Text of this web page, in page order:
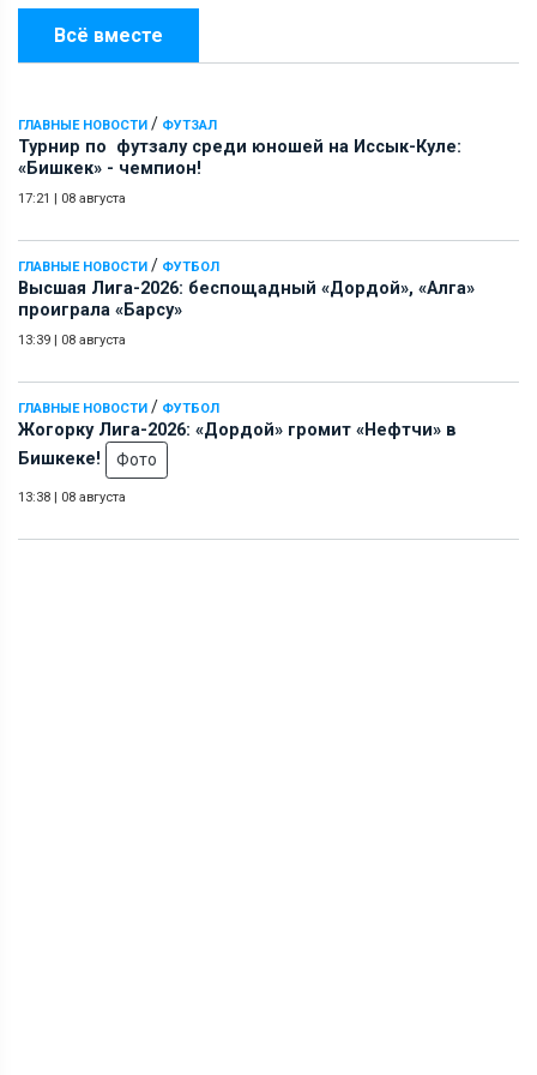
Всё вместе
ГЛАВНЫЕ НОВОСТИ / ФУТЗАЛ
Турнир по футзалу среди юношей на Иссык-Куле:
«Бишкек» - чемпион!
17:21 | 08 августа
ГЛАВНЫЕ НОВОСТИ / ФУТБОЛ
Высшая Лига-2026: беспощадный «Дордой», «Алга»
проиграла «Барсу»
13:39 | 08 августа
ГЛАВНЫЕ НОВОСТИ / ФУТБОЛ
Жогорку Лига-2026: «Дордой» громит «Нефтчи» в
Бишкеке!
Фото
13:38 | 08 августа